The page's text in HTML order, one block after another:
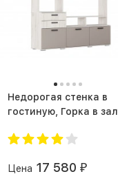
Недорогая стенка в
гостиную, Горка в зал
глиняный Серый /
белый
Цена 17 580 ₽